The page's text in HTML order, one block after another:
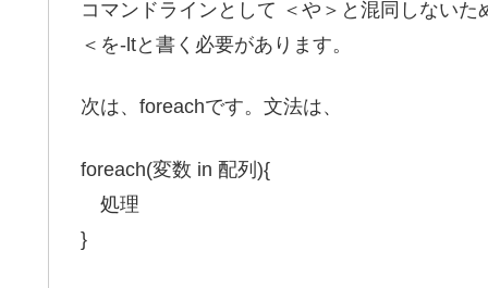
コマンドラインとして ＜や＞と混同しないた
＜を-ltと書く必要があります。
次は、foreachです。文法は、
foreach(変数 in 配列){
処理
}